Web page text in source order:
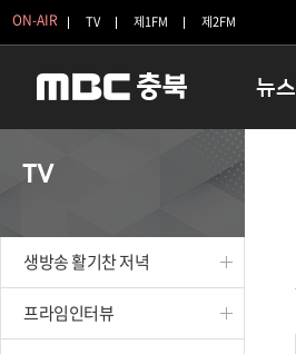
ON-AIR TV 제1FM 제2FM
뉴스
보은
TV
생방송 활기찬 저녁
프라임인터뷰